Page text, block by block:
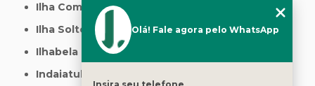
Ilha Comprida
Ilha Solteira
Ilhabela
Indaiatuba
Olá! Fale agora pelo WhatsApp